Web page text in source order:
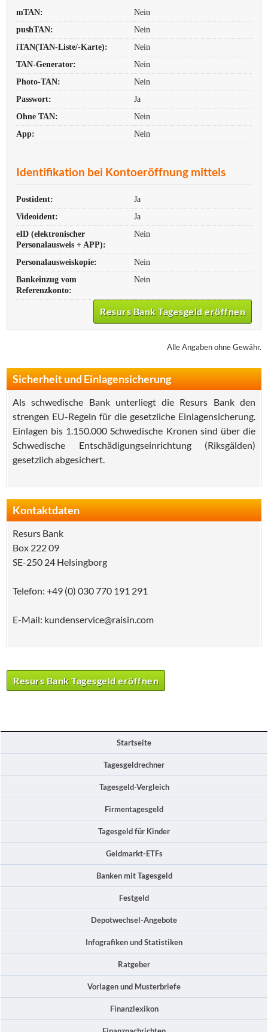
mTAN:
Nein
pushTAN:
Nein
iTAN(TAN-Liste/-Karte):
Nein
TAN-Generator:
Nein
Photo-TAN:
Nein
Passwort:
Ja
Ohne TAN:
Nein
App:
Nein
Identifikation bei Kontoeröffnung mittels
Postident:
Ja
Videoident:
Ja
eID (elektronischer
Personalausweis + APP):
Nein
Personalausweiskopie:
Nein
Bankeinzug vom
Referenzkonto:
Nein
Resurs Bank Tagesgeld eröffnen
Alle Angaben ohne Gewähr.
Sicherheit und Einlagensicherung
Als schwedische Bank unterliegt die Resurs Bank den
strengen EU-Regeln für die gesetzliche Einlagensicherung.
Einlagen bis 1.150.000 Schwedische Kronen sind über die
Schwedische Entschädigungseinrichtung (Riksgälden)
gesetzlich abgesichert.
Kontaktdaten
Resurs Bank
Box 222 09
SE-250 24 Helsingborg
Telefon: +49 (0) 030 770 191 291
E-Mail: kundenservice@raisin.com
Resurs Bank Tagesgeld eröffnen
Startseite
Tagesgeldrechner
Tagesgeld-Vergleich
Firmentagesgeld
Tagesgeld für Kinder
Geldmarkt-ETFs
Banken mit Tagesgeld
Festgeld
Depotwechsel-Angebote
Infografiken und Statistiken
Ratgeber
Vorlagen und Musterbriefe
Finanzlexikon